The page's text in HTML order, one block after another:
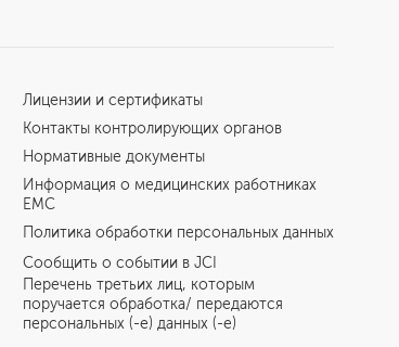
Лицензии и сертификаты
Контакты контролирующих органов
Нормативные документы
Информация о медицинских работниках
EMC
Политика обработки персональных данных
Сообщить о событии в JCI
Перечень третьих лиц, которым
поручается обработка/ передаются
персональных (-е) данных (-е)